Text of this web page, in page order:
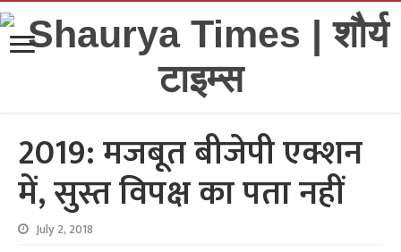
2019: मजबूत बीजेपी एक्शन
में, सुस्त विपक्ष का पता नहीं
July 2, 2018